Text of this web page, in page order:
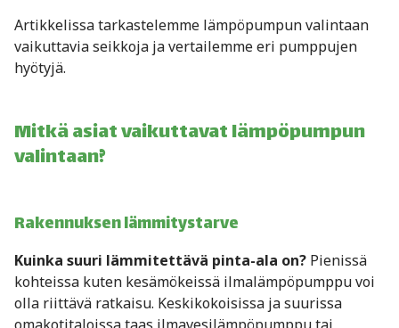
Artikkelissa tarkastelemme lämpöpumpun valintaan
vaikuttavia seikkoja ja vertailemme eri pumppujen
hyötyjä.
Mitkä asiat vaikuttavat lämpöpumpun
valintaan?
Rakennuksen lämmitystarve
Kuinka suuri lämmitettävä pinta-ala on? Pienissä
kohteissa kuten kesämökeissä ilmalämpöpumppu voi
olla riittävä ratkaisu. Keskikokoisissa ja suurissa